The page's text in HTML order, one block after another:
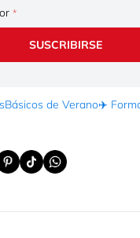
SUSCRIBIRSE
Básicos de Verano✈️